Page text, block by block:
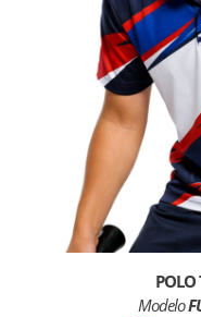
POLO
Modelo